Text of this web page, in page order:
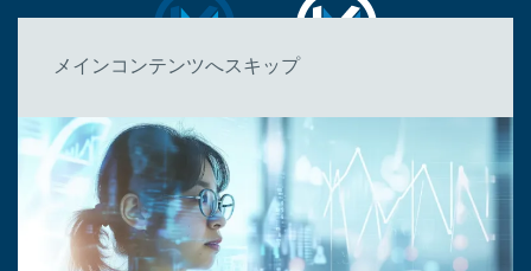
メインコンテンツへスキップ